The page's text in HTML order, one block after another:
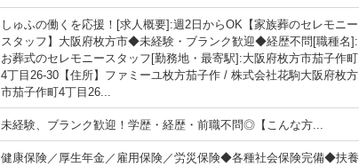
しゅふの働くを応援！[求人概要]:週2日からOK【家族葬のセレモニー
スタッフ】大阪府枚方市◆未経験・ブランク歓迎◆経歴不問[職種名]:
お葬式のセレモニースタッフ[勤務地・最寄駅]:大阪府枚方市茄子作町
4丁目26-30【住所】ファミーユ枚方茄子作 / 株式会社花駒大阪府枚方
市茄子作町4丁目26...
未経験、ブランク歓迎！学歴・経歴・前職不問◎【こんな方...
健康保険／厚生年金／雇用保険／労災保険◆各種社会保険完備◆扶養